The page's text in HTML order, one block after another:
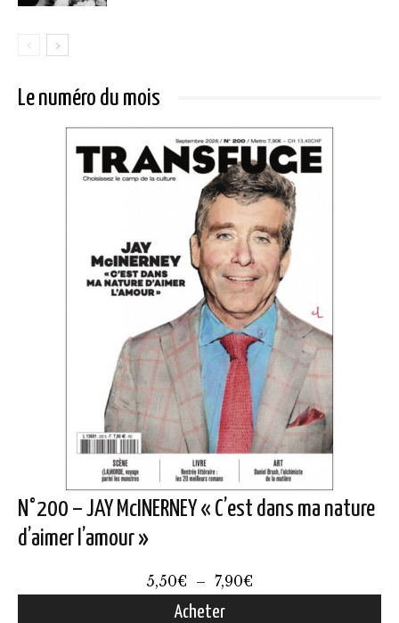
Le numéro du mois
N°200 – JAY McINERNEY « C’est dans ma nature
d’aimer l’amour »
5,50€ – 7,90€
Acheter